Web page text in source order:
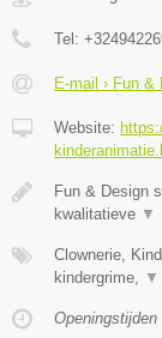
Tel:
E-mail › Fun &
Website:
Fun & Design
kwalitatieve ▼
Clownerie,
kindergrime, ▼
Openingstijden